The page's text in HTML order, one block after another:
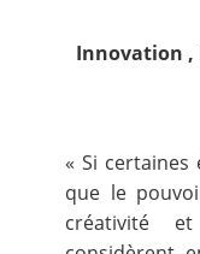
ContactInnovation ,
« Si certaines
que le
créativité et